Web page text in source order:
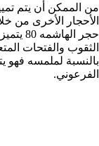
من الممكن أن يتم
الأحجار الأخرى من
حجر
الثقوب والفتحات
بالنسبة لملمسه فهو
الفرعوني.